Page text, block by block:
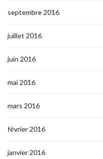
septembre 2016
juillet 2016
juin 2016
mai 2016
mars 2016
février 2016
janvier 2016